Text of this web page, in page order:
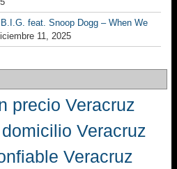
feat. Snoop Dogg – When We
11, 2025
precio Veracruz
Veracruz
Veracruz